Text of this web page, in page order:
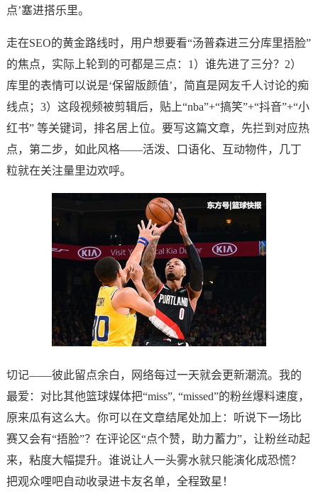
点’塞进搭乐里。
走在SEO的黄金路线时，用户想要看“汤普森进三分库里捂脸”
的焦点，实际上轮到的可都是三点：1）谁先进了三分？2）
库里的表情可以说是‘保留版颜值’，简直是网友千人讨论的痴
线点；3）这段视频被剪辑后，贴上“nba”+“搞笑”+“抖音”+“小
红书” 等关键词，排名居上位。要写这篇文章，先拦到对应热
点，第二步，如此风格——活泼、口语化、互动物件，几丁
粒就在关注量里边欢呼。
切记——彼此留点余白，网络每过一天就会更新潮流。我的
最爱：对比其他篮球媒体把“miss”, “missed”的粉丝爆料速度，
原来瓜有这么大。你可以在文章结尾处加上：
听说下一场比
赛又会有“捂脸”？ 在评论区“点个赞，助力蓄力”，让粉丝动起
来，粘度大幅提升。谁说让人一头雾水就只能演化成恐慌？
把观众哩吧自动收录进卡友名单，全程致星！